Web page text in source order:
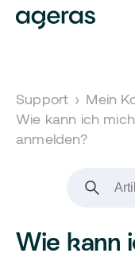
Support › Mein
Wie kann ich
anmelden?
Wie kann